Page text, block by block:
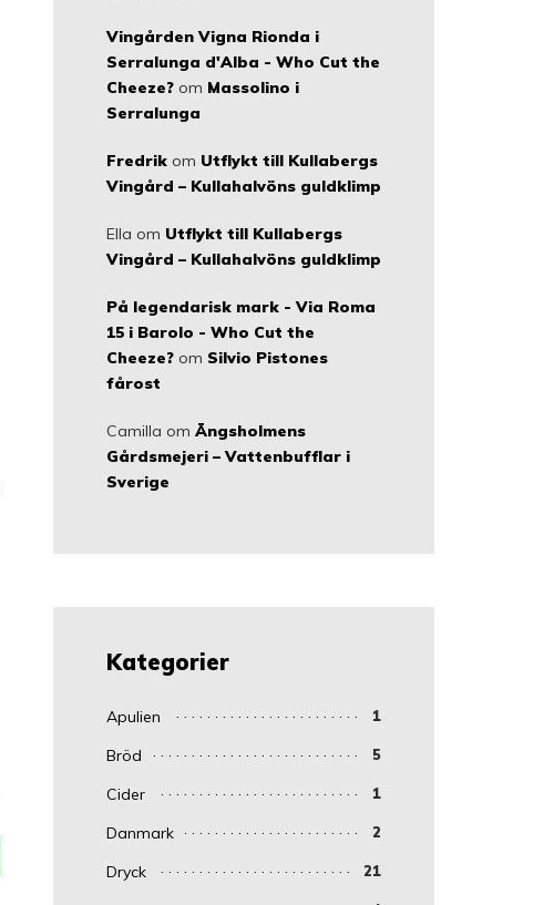
Vingården Vigna Rionda i
Serralunga d'Alba - Who Cut the
Cheeze? om Massolino i
Serralunga
Fredrik om Utflykt till Kullabergs
Vingård – Kullahalvöns guldklimp
Ella om Utflykt till Kullabergs
Vingård – Kullahalvöns guldklimp
På legendarisk mark - Via Roma
15 i Barolo - Who Cut the
Cheeze? om Silvio Pistones
fårost
Camilla om Ängsholmens
Gårdsmejeri – Vattenbufflar i
Sverige
Kategorier
Apulien 1
Bröd 5
Cider 1
Danmark 2
Dryck 21